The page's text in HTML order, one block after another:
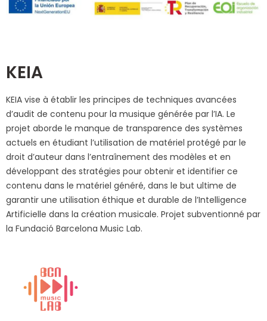
KEIA
KEIA vise à établir les principes de techniques avancées
d’audit de contenu pour la musique générée par l’IA. Le
projet aborde le manque de transparence des systèmes
actuels en étudiant l’utilisation de matériel protégé par le
droit d’auteur dans l’entraînement des modèles et en
développant des stratégies pour obtenir et identifier ce
contenu dans le matériel généré, dans le but ultime de
garantir une utilisation éthique et durable de l’Intelligence
Artificielle dans la création musicale. Projet subventionné par
la Fundació Barcelona Music Lab.